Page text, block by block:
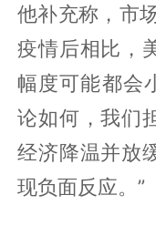
他补充称，市
疫情后相比，
幅度可能都会
论如何，我们
经济降温并放
现负面反应。”